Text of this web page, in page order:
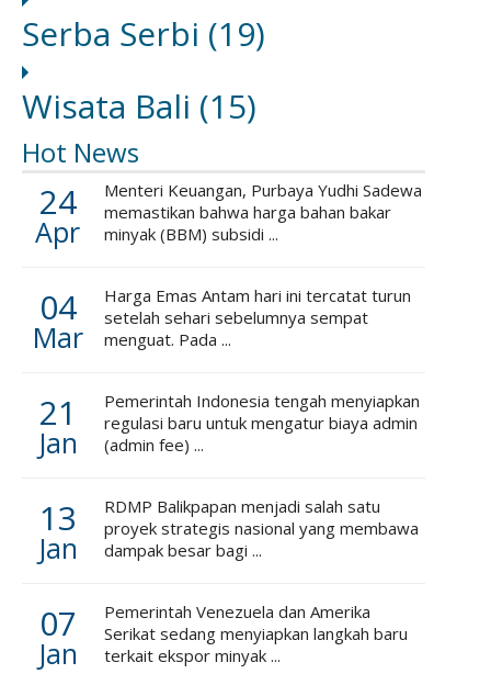
Serba Serbi (19)
Wisata Bali (15)
Hot News
24
Apr
Menteri Keuangan, Purbaya Yudhi Sadewa
memastikan bahwa harga bahan bakar
minyak (BBM) subsidi ...
04
Mar
Harga Emas Antam hari ini tercatat turun
setelah sehari sebelumnya sempat
menguat. Pada ...
21
Jan
Pemerintah Indonesia tengah menyiapkan
regulasi baru untuk mengatur biaya admin
(admin fee) ...
13
Jan
RDMP Balikpapan menjadi salah satu
proyek strategis nasional yang membawa
dampak besar bagi ...
07
Jan
Pemerintah Venezuela dan Amerika
Serikat sedang menyiapkan langkah baru
terkait ekspor minyak ...